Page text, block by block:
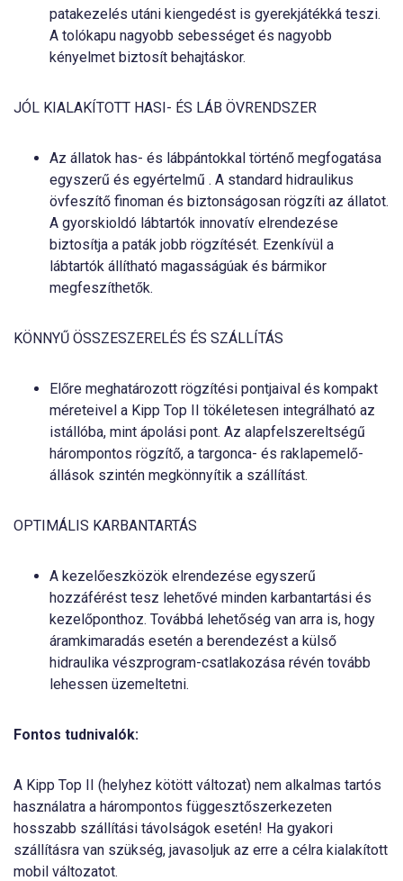
patakezelés utáni kiengedést is gyerekjátékká teszi.
A tolókapu nagyobb sebességet és nagyobb
kényelmet biztosít behajtáskor.
JÓL KIALAKÍTOTT HASI- ÉS LÁB ÖVRENDSZER
Az állatok has- és lábpántokkal történő megfogatása
egyszerű és egyértelmű . A standard hidraulikus
övfeszítő finoman és biztonságosan rögzíti az állatot.
A gyorskioldó lábtartók innovatív elrendezése
biztosítja a paták jobb rögzítését. Ezenkívül a
lábtartók állítható magasságúak és bármikor
megfeszíthetők.
KÖNNYŰ ÖSSZESZERELÉS ÉS SZÁLLÍTÁS
Előre meghatározott rögzítési pontjaival és kompakt
méreteivel a Kipp Top II tökéletesen integrálható az
istállóba, mint ápolási pont. Az alapfelszereltségű
hárompontos rögzítő, a targonca- és raklapemelő-
állások szintén megkönnyítik a szállítást.
OPTIMÁLIS KARBANTARTÁS
A kezelőeszközök elrendezése egyszerű
hozzáférést tesz lehetővé minden karbantartási és
kezelőponthoz. Továbbá lehetőség van arra is, hogy
áramkimaradás esetén a berendezést a külső
hidraulika vészprogram-csatlakozása révén tovább
lehessen üzemeltetni.
Fontos tudnivalók:
A Kipp Top II (helyhez kötött változat) nem alkalmas tartós
használatra a hárompontos függesztőszerkezeten
hosszabb szállítási távolságok esetén! Ha gyakori
szállításra van szükség, javasoljuk az erre a célra kialakított
mobil változatot.